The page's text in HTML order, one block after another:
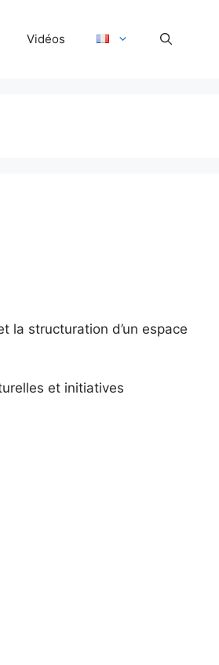
Vidéos
la structuration d’un espace
et initiatives